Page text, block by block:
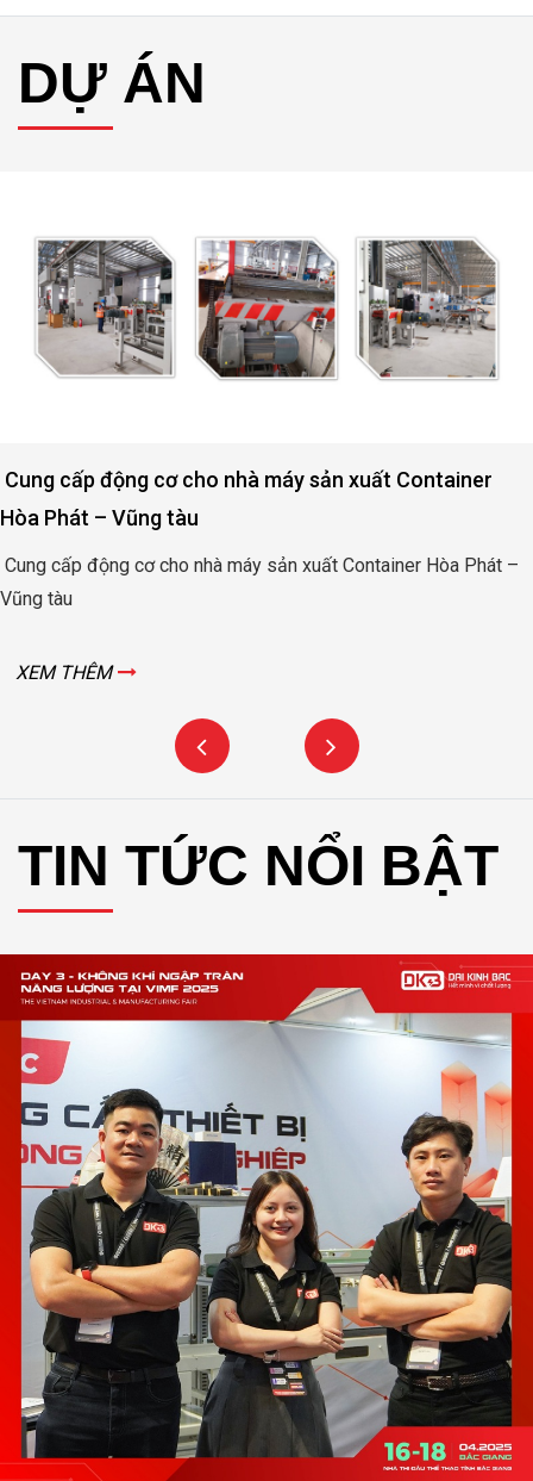
DỰ ÁN
Động cơ nâng hạ cửa đập thủy lợi Rào Nam – Quảng
Bình
Động cơ nâng hạ cửa đập thủy lợi Rào Nam – Quảng Bình
TIN TỨC NỔI BẬT